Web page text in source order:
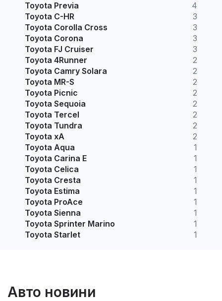
Toyota Previa
4
Toyota C-HR
3
Toyota Corolla Cross
3
Toyota Corona
3
Toyota FJ Cruiser
3
Toyota 4Runner
2
Toyota Camry Solara
2
Toyota MR-S
2
Toyota Picnic
2
Toyota Sequoia
2
Toyota Tercel
2
Toyota Tundra
2
Toyota xA
2
Toyota Aqua
1
Toyota Carina E
1
Toyota Celica
1
Toyota Cresta
1
Toyota Estima
1
Toyota ProAce
1
Toyota Sienna
1
Toyota Sprinter Marino
1
Toyota Starlet
1
Авто новини